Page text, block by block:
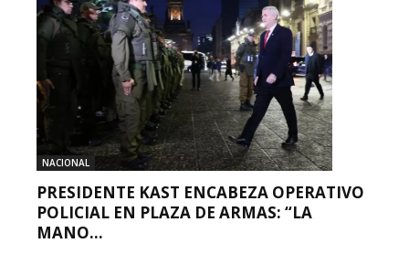
NACIONAL
PRESIDENTE KAST ENCABEZA OPERATIVO
POLICIAL EN PLAZA DE ARMAS: “LA
MANO...